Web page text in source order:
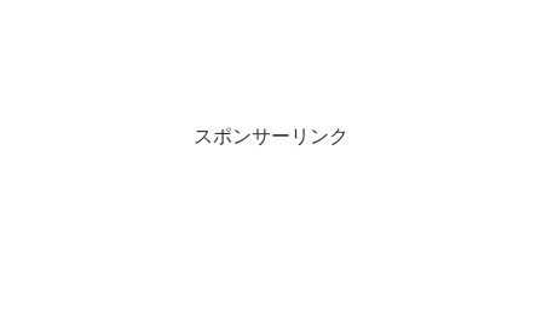
スポンサーリンク